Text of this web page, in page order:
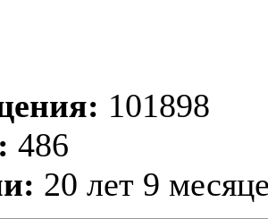
101898
486
20 лет 9